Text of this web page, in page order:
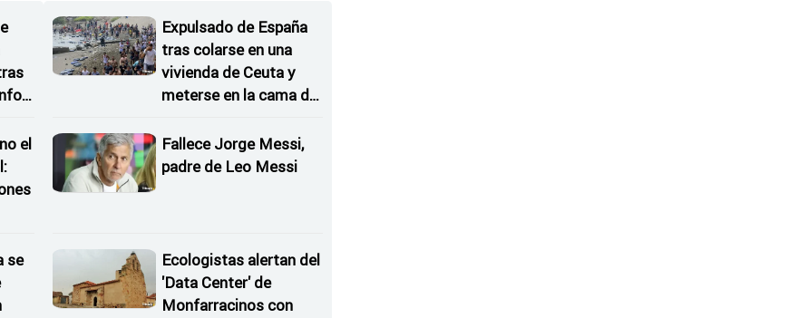
el
se
Expulsado de España
tras colarse en una
vivienda de Ceuta y
meterse en la cama de
Fallece Jorge Messi,
padre de Leo Messi
Ecologistas alertan del
'Data Center' de
Monfarracinos con